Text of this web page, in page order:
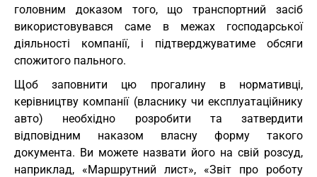
головним доказом того, що транспортний засіб
використовувався саме в межах господарської
діяльності компанії, і підтверджуватиме обсяги
спожитого пального.
Щоб заповнити цю прогалину в нормативці,
керівництву компанії (власнику чи експлуатаційнику
авто) необхідно розробити та затвердити
відповідним наказом власну форму такого
документа. Ви можете назвати його на свій розсуд,
наприклад, «Маршрутний лист», «Звіт про роботу